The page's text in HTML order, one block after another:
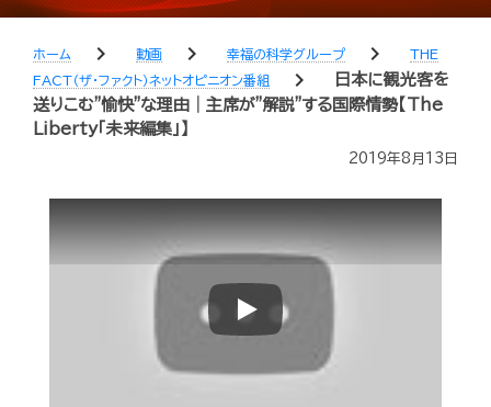
ホーム chevron_right 動画 chevron_right 幸福の科学グループ chevron_right
THE
FACT（ザ・ファクト）ネットオピニオン番組
chevron_right
日本に観光客を
送りこむ"愉快"な理由│主席が"解説"する国際情勢【The
Liberty「未来編集」】
2019年8月13日
Play